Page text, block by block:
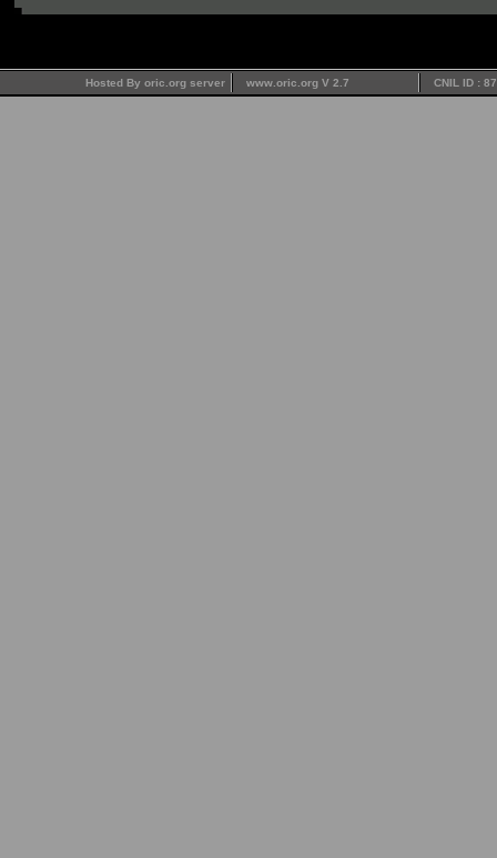
Hosted By oric.org server www.oric.org V 2.7 CNIL ID :